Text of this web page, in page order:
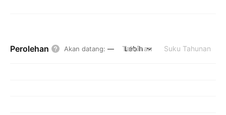
Perolehan Akan datang: — Tahunan Suku Tahunan
Lebih